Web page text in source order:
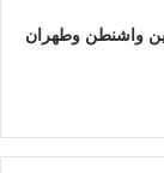
واشنطن وطهران